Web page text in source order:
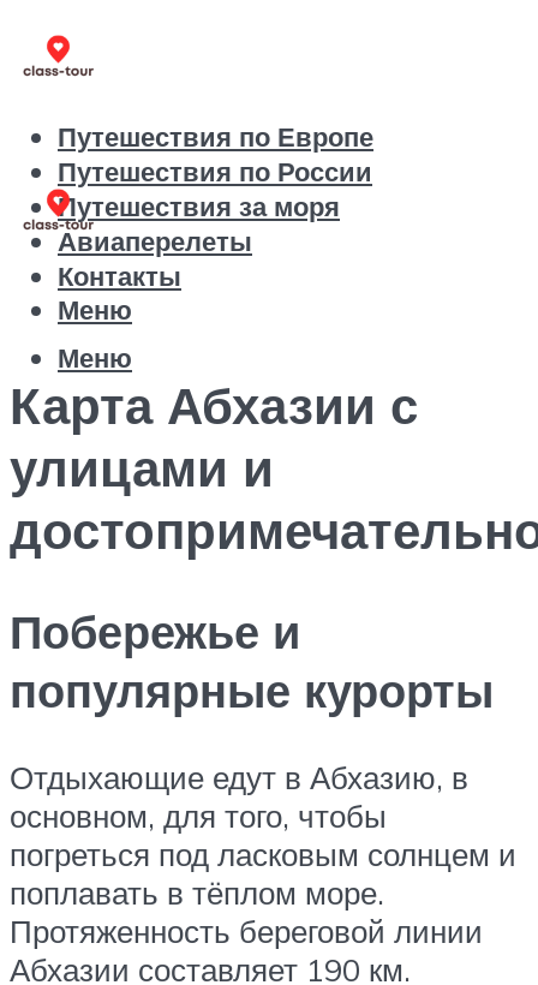
Путешествия по Европе
Путешествия по России
Путешествия за моря
Авиаперелеты
Контакты
Меню
Меню
Карта Абхазии с
улицами и
Побережье и
популярные курорты
Отдыхающие едут в Абхазию, в
основном, для того, чтобы
погреться под ласковым солнцем и
поплавать в тёплом море.
Протяженность береговой линии
Абхазии составляет 190 км.